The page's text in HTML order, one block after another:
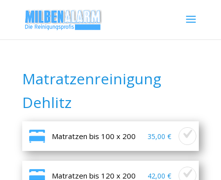
Matratzenreinigung
Dehlitz
Matratzen bis 100 x 200 35,00 €
Matratzen bis 120 x 200 42,00 €